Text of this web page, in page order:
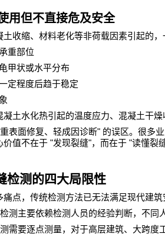
用但不直接危及安全
收缩、材料老化等非荷载因素引起的
重部位
甲状或水平分布
定程度后趋于稳定
土水化热引起的温度应力、混凝土干
重表面修复、轻成因诊断" 的误区。很多
价值不在于 "发现裂缝"，而在于 "读懂裂
检测的四大局限性
点，传统检测方法已无法满足现代建筑
测主要依赖检测人员的经验判断，不同
需要逐点测量，对于高层建筑、大跨度